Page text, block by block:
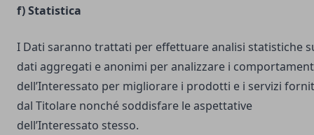
f) Statistica
I Dati saranno trattati per effettuare analisi statistiche
dati aggregati e anonimi per analizzare i
dell’Interessato per migliorare i prodotti e i servizi
dal Titolare nonché soddisfare le aspettative
dell’Interessato stesso.